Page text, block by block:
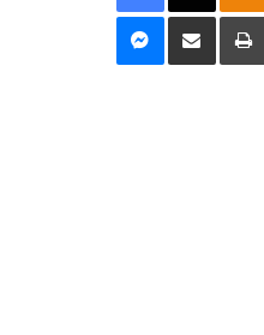
Messenger
Distribuie prin mail